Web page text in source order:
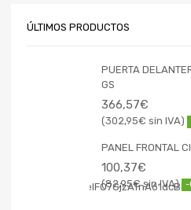
ÚLTIMOS PRODUCTOS
PUERTA
GS
366,57€
302,95€
PANEL FRONTAL
100,37€
82,95€ -